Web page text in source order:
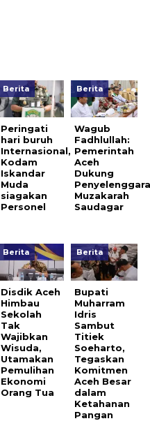
Berita
Peringati
hari buruh
Internasional,
Kodam
Iskandar
Muda
siagakan
Personel
Berita
Wagub
Fadhlullah:
Pemerintah
Aceh
Dukung
Muzakarah
Saudagar
Berita
Disdik Aceh
Himbau
Sekolah
Tak
Wajibkan
Wisuda,
Utamakan
Pemulihan
Ekonomi
Orang Tua
Berita
Bupati
Muharram
Idris
Sambut
Titiek
Soeharto,
Tegaskan
Komitmen
Aceh Besar
dalam
Ketahanan
Pangan